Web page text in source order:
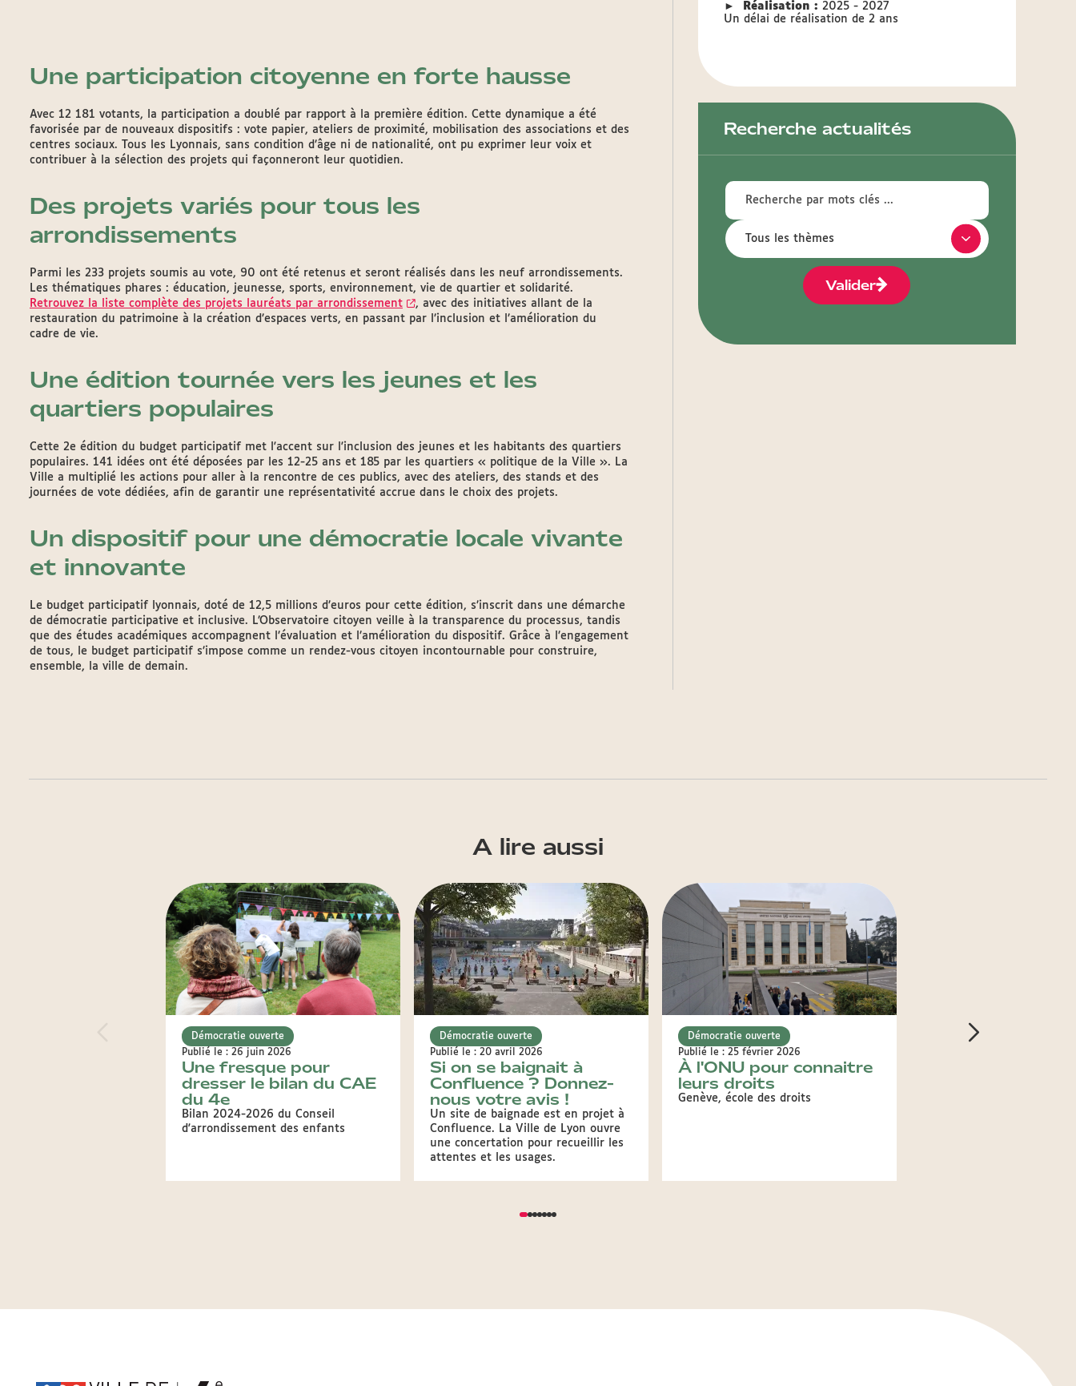
Une participation citoyenne en forte hausse
Avec 12 181 votants, la participation a doublé par rapport à la première édition. Cette dynamique a été
favorisée par de nouveaux dispositifs : vote papier, ateliers de proximité, mobilisation des associations et des
centres sociaux. Tous les Lyonnais, sans condition d’âge ni de nationalité, ont pu exprimer leur voix et
contribuer à la sélection des projets qui façonneront leur quotidien.
Des projets variés pour tous les
arrondissements
Parmi les 233 projets soumis au vote, 90 ont été retenus et seront réalisés dans les neuf arrondissements.
Les thématiques phares : éducation, jeunesse, sports, environnement, vie de quartier et solidarité.
Retrouvez la liste complète des projets lauréats par arrondissement
, avec des initiatives allant de la
restauration du patrimoine à la création d’espaces verts, en passant par l’inclusion et l’amélioration du
cadre de vie.
Une édition tournée vers les jeunes et les
quartiers populaires
Cette 2e édition du budget participatif met l'accent sur l'inclusion des jeunes et les habitants des quartiers
populaires. 141 idées ont été déposées par les 12-25 ans et 185 par les quartiers « politique de la Ville ». La
Ville a multiplié les actions pour aller à la rencontre de ces publics, avec des ateliers, des stands et des
journées de vote dédiées, afin de garantir une représentativité accrue dans le choix des projets.
Un dispositif pour une démocratie locale vivante
et innovante
Le budget participatif lyonnais, doté de 12,5 millions d’euros pour cette édition, s’inscrit dans une démarche
de démocratie participative et inclusive. L’Observatoire citoyen veille à la transparence du processus, tandis
que des études académiques accompagnent l’évaluation et l’amélioration du dispositif. Grâce à l’engagement
de tous, le budget participatif s’impose comme un rendez-vous citoyen incontournable pour construire,
ensemble, la ville de demain.
►
Réalisation : 2025 - 2027
Un délai de réalisation de 2 ans
Recherche actualités
Valider
A lire aussi
Démocratie ouverte
Publié le : 26 juin 2026
Une fresque pour
dresser le bilan du CAE
du 4e
Bilan 2024-2026 du Conseil
d'arrondissement des enfants
Démocratie ouverte
Publié le : 20 avril 2026
Si on se baignait à
Confluence ? Donnez-
nous votre avis !
Un site de baignade est en projet à
Confluence. La Ville de Lyon ouvre
une concertation pour recueillir les
attentes et les usages.
Démocratie ouverte
Publié le : 25 février 2026
À l'ONU pour connaitre
leurs droits
Genève, école des droits
Démocratie ouverte